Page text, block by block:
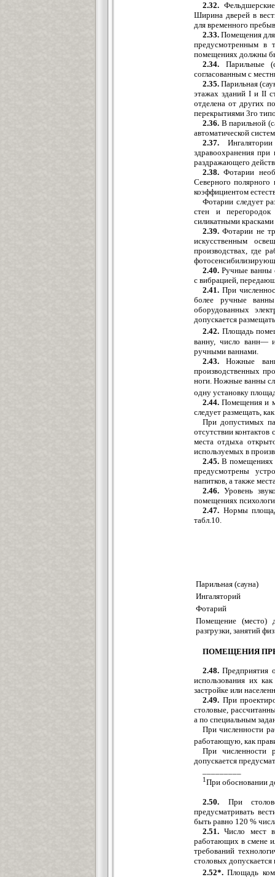
2.32.
Ширина дверей в
для временного
2.33. Помещения
предусмотренным в
помещениях должны
2.34. Парильные
согласованным с
2.35. Парильная
этажах зданий I и II
отделена от других
перекрытиями 3го
2.36. В парильной
автоматической
2.37.
здравоохранения при
раздражающего
2.38. Фотарии
Северного полярного
коэффициентом
Фотарии следует
стен и
силикатными
2.39. Фотарии не
искусственным
производствах, где
2.40. Ручные ванны
с вибрацией,
2.41. При
более ручные
оборудованных
допускается
2.42. Площадь
ванну, число ванн—
ручными ваннами.
2.43. Ножные
производственных
ноги. Ножные ванны
одну установку
2.44. Помещения и
следует размещать,
При допустимых
отсутствии контактов
места отдыха
используемых в
2.45. В помещениях
предусмотрены
напитков, а также
2.46. Уровень
помещениях
2.47. Нормы
табл.10.
Парильная (сауна)
Ингаляторий
Фотарий
Помещение (место)
разгрузки, занятий
ПОМЕЩЕНИЯ
2.48. Предприятия
использования их
застройке или
2.49. При
столовые,
а по специальным
При численности
работающую, как
При численности
допускается
1При обосновании
2.50. При
предусматривать
быть равно 120 %
2.51. Число мест
работающих в смене
требований
столовых допускается
2.52*. Площадь